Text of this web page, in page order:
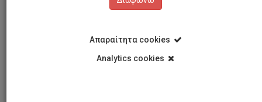
Απαραίτητα cookies
Analytics cookies